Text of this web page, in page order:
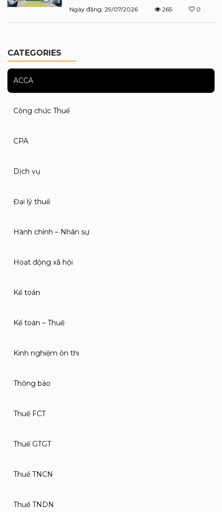
Ngày đăng: 29/07/2026 265 0
CATEGORIES
ACCA
Công chức Thuế
CPA
Dịch vụ
Đại lý thuế
Hành chính – Nhân sự
Hoạt động xã hội
Kế toán
Kế toán – Thuế
Kinh nghiệm ôn thi
Thông báo
Thuế FCT
Thuế GTGT
Thuế TNCN
Thuế TNDN